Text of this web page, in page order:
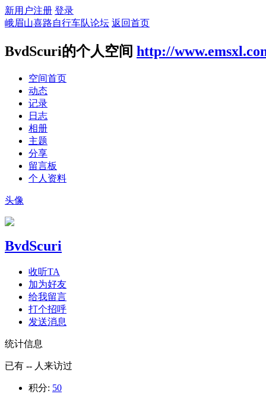
新用户注册 登录
峨眉山喜路自行车队论坛 返回首页
BvdScuri的个人空间 http://
空间首页
动态
记录
日志
相册
主题
分享
留言板
个人资料
头像
BvdScuri
收听TA
加为好友
给我留言
打个招呼
发送消息
统计信息
已有 -- 人来访过
积分: 50